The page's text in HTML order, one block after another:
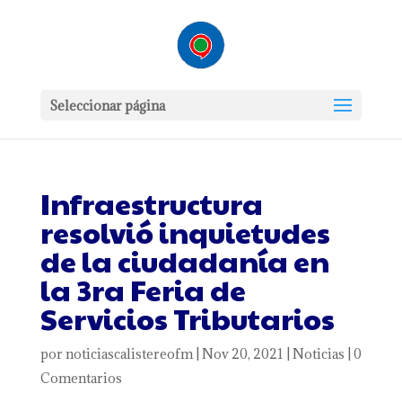
Seleccionar página
Infraestructura
resolvió inquietudes
de la ciudadanía en
la 3ra Feria de
Servicios Tributarios
por noticiascalistereofm| Nov 20, 2021 Noticias 0
Comentarios